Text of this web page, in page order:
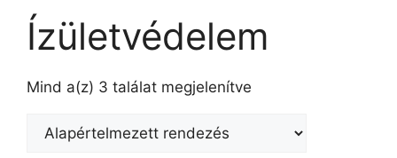
Ízületvédelem
Mind a(z) 3 találat megjelenítve